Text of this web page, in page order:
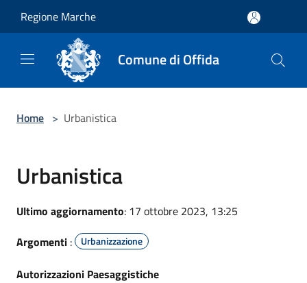
Regione Marche
Comune di Offida
Home > Urbanistica
Urbanistica
Ultimo aggiornamento: 17 ottobre 2023, 13:25
Argomenti : Urbanizzazione
Autorizzazioni Paesaggistiche